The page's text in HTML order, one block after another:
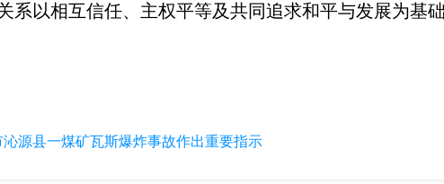
系以相互信任、主权平等及共同追求和平与发展为基
源县一煤矿瓦斯爆炸事故作出重要指示